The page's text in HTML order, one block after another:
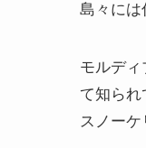
島々には
モルデ
て知ら
スノーケ